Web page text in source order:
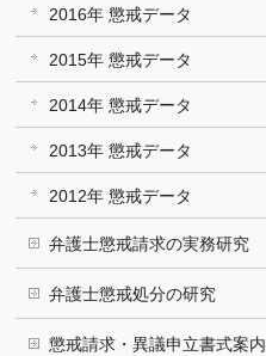
2016年 懲戒データ
2015年 懲戒データ
2014年 懲戒データ
2013年 懲戒データ
2012年 懲戒データ
弁護士懲戒請求の実務研究
弁護士懲戒処分の研究
懲戒請求・異議申立書式案内